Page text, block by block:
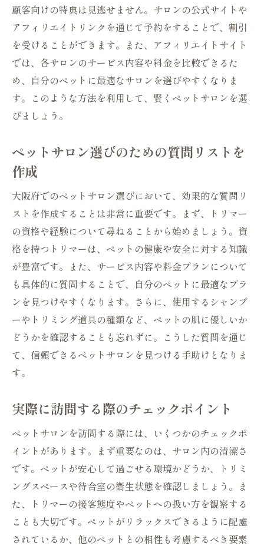
顧客向けの特典は見逃せません。サロンの公式サイトや
アフィリエイトリンクを通じて予約をすることで、割引
を受けることができます。また、アフィリエイトサイト
では、各サロンのサービス内容や料金を比較できるた
め、自分のペットに最適なサロンを選びやすくなりま
す。このような方法を利用して、賢くペットサロンを選
びましょう。
ペットサロン選びのための質問リストを
作成
大阪府でのペットサロン選びにおいて、効果的な質問リ
ストを作成することは非常に重要です。まず、トリマー
の資格や経験について尋ねることから始めましょう。資
格を持つトリマーは、ペットの健康や安全に対する知識
が豊富です。また、サービス内容や料金プランについて
も具体的に質問することで、自分のペットに最適なプラ
ンを見つけやすくなります。さらに、使用するシャンプ
ーやトリミング道具の種類など、ペットの肌に優しいか
どうかを確認することも忘れずに。こうした質問を通じ
て、信頼できるペットサロンを見つける手助けとなりま
す。
実際に訪問する際のチェックポイント
ペットサロンを訪問する際には、いくつかのチェックポ
イントがあります。まず重要なのは、サロン内の清潔さ
です。ペットが安心して過ごせる環境かどうか、トリミ
ングスペースや待合室の衛生状態を確認しましょう。ま
た、トリマーの接客態度やペットへの扱い方を観察する
ことも大切です。ペットがリラックスできるように配慮
されているか、他のペットとの相性も考慮するべき要素